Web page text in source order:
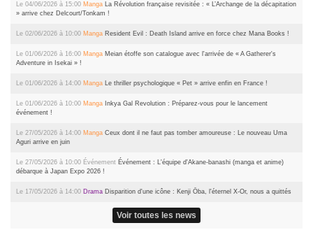
Le 04/06/2026 à 15:00 Manga La Révolution française revisitée : « L’Archange de la décapitation
» arrive chez Delcourt/Tonkam !
Le 02/06/2026 à 10:00 Manga Resident Evil : Death Island arrive en force chez Mana Books !
Le 01/06/2026 à 16:00 Manga Meian étoffe son catalogue avec l'arrivée de « A Gatherer's
Adventure in Isekai » !
Le 01/06/2026 à 14:00 Manga Le thriller psychologique « Pet » arrive enfin en France !
Le 01/06/2026 à 10:00 Manga Inkya Gal Revolution : Préparez-vous pour le lancement
événement !
Le 27/05/2026 à 14:00 Manga Ceux dont il ne faut pas tomber amoureuse : Le nouveau Uma
Aguri arrive en juin
Le 27/05/2026 à 10:00 Événement Événement : L'équipe d'Akane-banashi (manga et anime)
débarque à Japan Expo 2026 !
Le 17/05/2026 à 14:00 Drama Disparition d'une icône : Kenji Ōba, l'éternel X-Or, nous a quittés
Voir toutes les news